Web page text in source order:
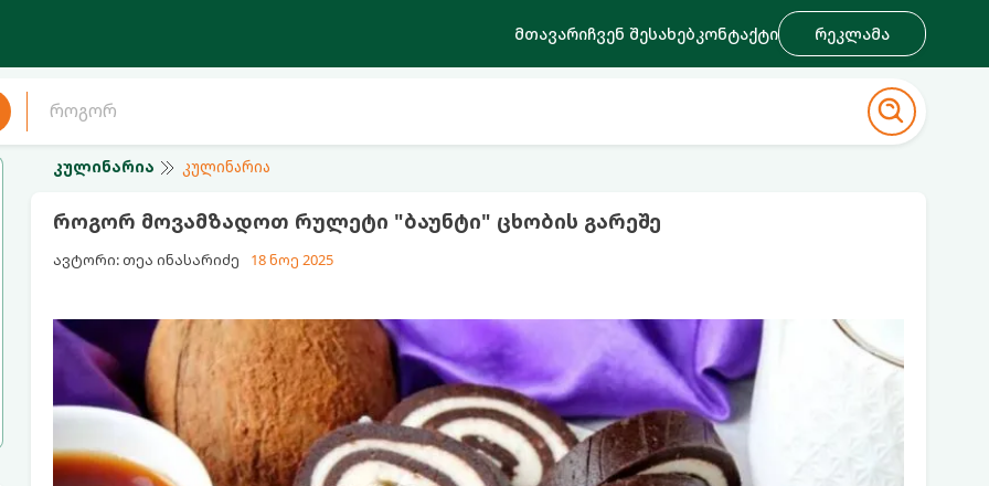
მთავარიჩვენ შესახებკონტაქტი რეკლამა
კულინარია კულინარია
როგორ მოვამზადოთ რულეტი "ბაუნტი" ცხობის გარეშე
ავტორი: თეა ინასარიძე 18 ნოე 2025